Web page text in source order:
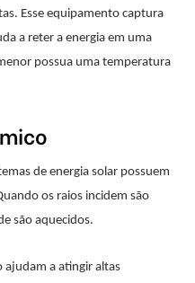
Esse equipamento captura
a reter a energia em uma
possua uma temperatura
de energia solar possuem
os raios incidem são
são aquecidos.
ajudam a atingir altas